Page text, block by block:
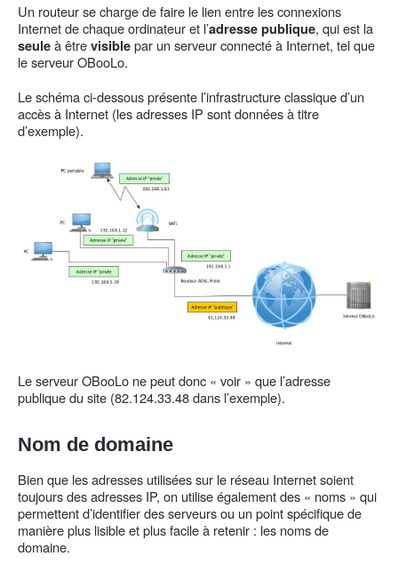
Un routeur se charge de faire le lien entre les connexions
Internet de chaque ordinateur et l’adresse publique, qui est la
seuleà êtrevisiblepar un serveur connecté à Internet, tel que
le serveur OBooLo.
Le schéma ci-dessous présente l’infrastructure classique d’un
accès à Internet (les adresses IP sont données à titre
d’exemple).
Le serveur OBooLo ne peut donc « voir » que l’adresse
publique du site (82.124.33.48 dans l’exemple).
Nom de domaine
Bien que les adresses utilisées sur le réseau Internet soient
toujours des adresses IP, on utilise également des « noms » qui
permettent d’identifier des serveurs ou un point spécifique de
manière plus lisible et plus facile à retenir : les noms de
domaine.